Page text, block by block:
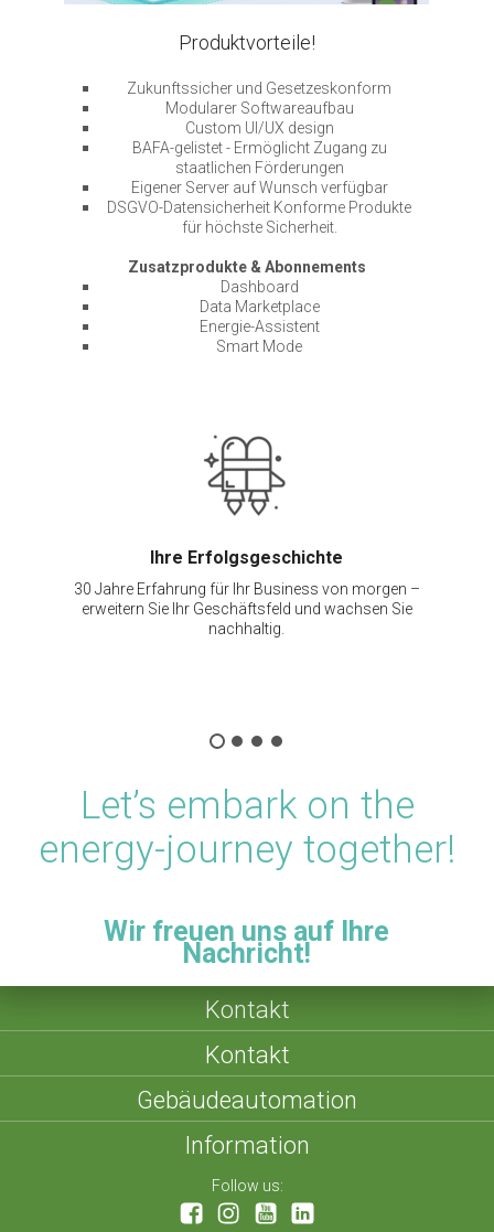
Produktvorteile!
Zukunftssicher und Gesetzeskonform
Modularer Softwareaufbau
Custom UI/UX design
BAFA-gelistet - Ermöglicht Zugang zu
staatlichen Förderungen
Eigener Server auf Wunsch verfügbar
DSGVO-Datensicherheit Konforme Produkte
für höchste Sicherheit.
Zusatzprodukte & Abonnements
Dashboard
Data Marketplace
Energie-Assistent
Smart Mode
Ihre Erfolgsgeschichte
30 Jahre Erfahrung für Ihr Business von morgen –
erweitern Sie Ihr Geschäftsfeld und wachsen Sie
nachhaltig.
Let’s embark on the
energy-journey together!
Wir freuen uns auf Ihre
Nachricht!
Kontakt
Kontakt
Gebäudeautomation
Information
Follow us: